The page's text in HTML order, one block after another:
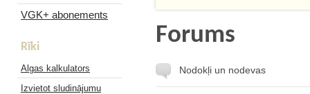
VGK+ abonements
Rīki
Algas kalkulators
Izvietot sludinājumu
Forums
Nodokļi un nodevas